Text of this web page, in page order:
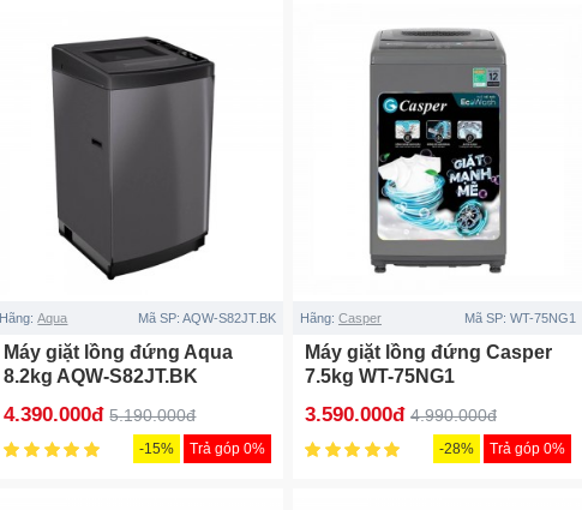
Hãng: Aqua Mã SP: AQW-S82JT.BK
Máy giặt lồng đứng Aqua
8.2kg AQW-S82JT.BK
4.390.000đ 5.190.000đ
-15% Trả góp 0%
Hãng: Casper Mã SP: WT-75NG1
Máy giặt lồng đứng Casper
7.5kg WT-75NG1
3.590.000đ 4.990.000đ
-28% Trả góp 0%